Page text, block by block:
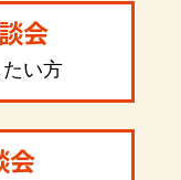
会
い方
会